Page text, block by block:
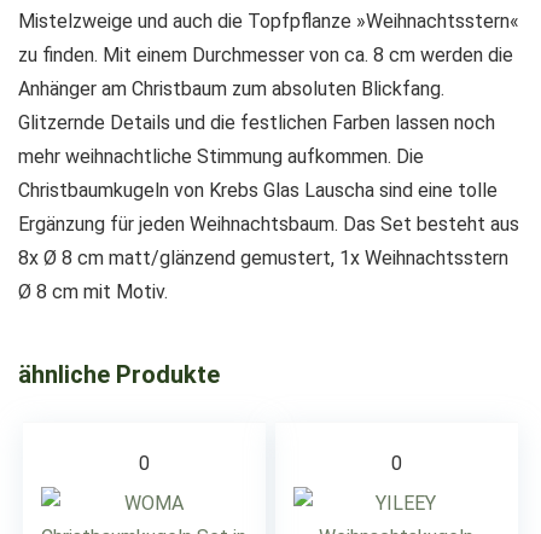
Mistelzweige und auch die Topfpflanze »Weihnachtsstern«
zu finden. Mit einem Durchmesser von ca. 8 cm werden die
Anhänger am Christbaum zum absoluten Blickfang.
Glitzernde Details und die festlichen Farben lassen noch
mehr weihnachtliche Stimmung aufkommen. Die
Christbaumkugeln von Krebs Glas Lauscha sind eine tolle
Ergänzung für jeden Weihnachtsbaum. Das Set besteht aus
8x Ø 8 cm matt/glänzend gemustert, 1x Weihnachtsstern
Ø 8 cm mit Motiv.
ähnliche Produkte
0 0